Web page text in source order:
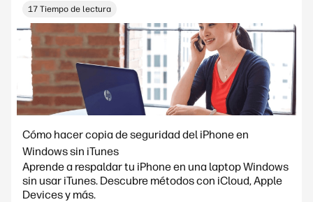
17 Tiempo de lectura
Cómo hacer copia de seguridad del iPhone en
Windows sin iTunes
Aprende a respaldar tu iPhone en una laptop Windows
sin usar iTunes. Descubre métodos con iCloud, Apple
Devices y más.